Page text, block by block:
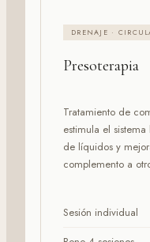
DRENAJE ·
Presoterapia
Tratamiento de
estimula el
de líquidos y
complemento a
Sesión individual